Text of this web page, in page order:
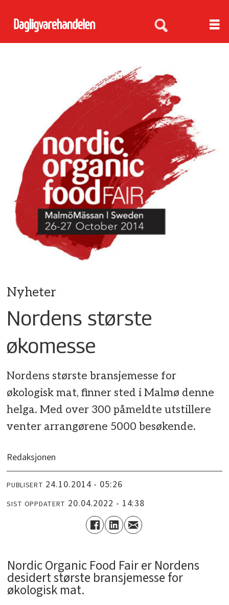
Nyheter
Nordens største
økomesse
Nordens største bransjemesse for
økologisk mat, finner sted i Malmø denne
helga. Med over 300 påmeldte utstillere
venter arrangørene 5000 besøkende.
Redaksjonen
PUBLISERT 24.10.2014 - 05:26
SIST OPPDATERT 20.04.2022 - 14:38
Nordic Organic Food Fair er Nordens
desidert største bransjemesse for
økologisk mat.